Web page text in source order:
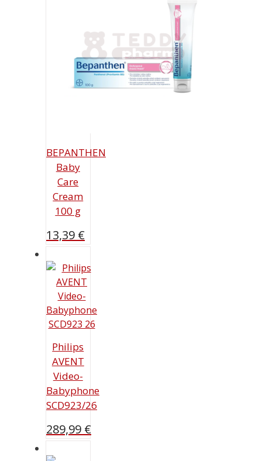
BEPANTHEN
Baby
Care
Cream
100 g
13,39 €
Philips
AVENT
Video-
Babyphone
SCD923/26
289,99 €